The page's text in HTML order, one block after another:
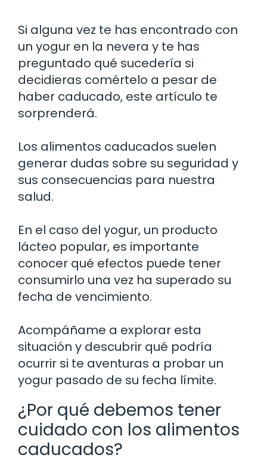
Si alguna vez te has encontrado con
un yogur en la nevera y te has
preguntado qué sucedería si
decidieras comértelo a pesar de
haber caducado, este artículo te
sorprenderá.
Los alimentos caducados suelen
generar dudas sobre su seguridad y
sus consecuencias para nuestra
salud.
En el caso del yogur, un producto
lácteo popular, es importante
conocer qué efectos puede tener
consumirlo una vez ha superado su
fecha de vencimiento.
Acompáñame a explorar esta
situación y descubrir qué podría
ocurrir si te aventuras a probar un
yogur pasado de su fecha límite.
¿Por qué debemos tener
cuidado con los alimentos
caducados?